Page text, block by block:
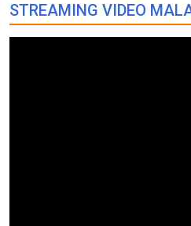
STREAMING VIDEO